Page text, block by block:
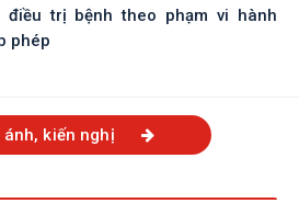
điều trị bệnh theo phạm vi hành
phép
ánh, kiến nghị